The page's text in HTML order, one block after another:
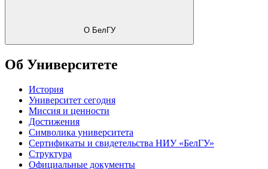
О БелГУ
Об Университете
История
Университет сегодня
Миссия и ценности
Достижения
Символика университета
Сертификаты и свидетельства НИУ «БелГУ»
Структура
Официальные документы